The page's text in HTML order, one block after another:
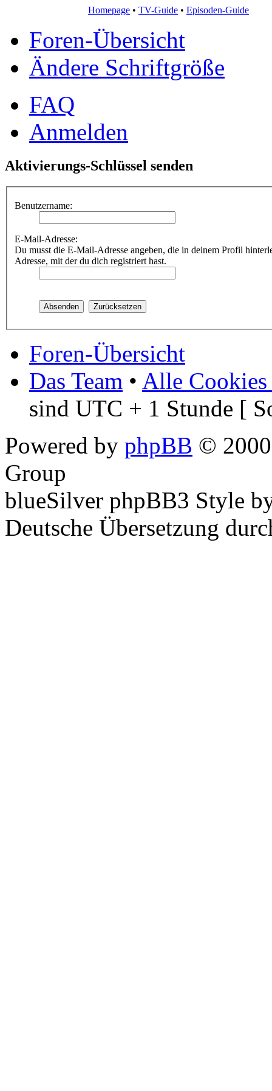
Homepage • TV-Guide • Episoden-Guide
Foren-Übersicht
Ändere Schriftgröße
FAQ
Anmelden
Aktivierungs-Schlüssel senden
Benutzername:
E-Mail-Adresse:
Du musst die E-Mail-Adresse angeben, die in deinem Profil
Adresse, mit der du dich registriert hast.
Foren-Übersicht
Das Team • Alle Cookies
sind UTC + 1 Stunde [
Powered by phpBB ©
Group
blueSilver phpBB3 Style
Deutsche Übersetzung